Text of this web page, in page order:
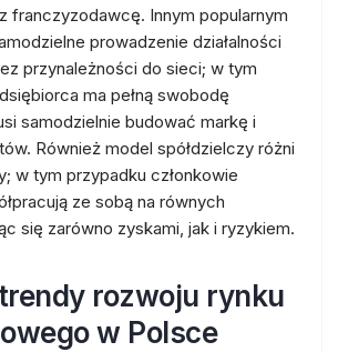
franczyzodawcę. Innym popularnym
prowadzenie działalności
przynależności do sieci; w tym
ma pełną swobodę
samodzielnie budować markę i
Również model spółdzielczy różni
w tym przypadku członkowie
ze sobą na równych
się zarówno zyskami, jak i ryzykiem.
rozwoju rynku
w Polsce